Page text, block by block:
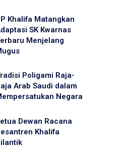
Khalifa Matangkan
SK Kwarnas
Menjelang
Poligami Raja-
Arab Saudi dalam
Negara
Dewan Racana
Khalifa